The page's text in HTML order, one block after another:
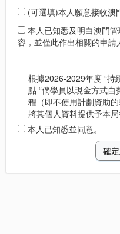
(可選填)本人願意接收澳
本人已知悉及明白澳門
容，並僅此作出相關的申請
根據2026-2029年度 “持
點 “倘學員以現金方式
程（即不使用計劃資助
將其個人資料提供予本局
本人已知悉並同意。
確